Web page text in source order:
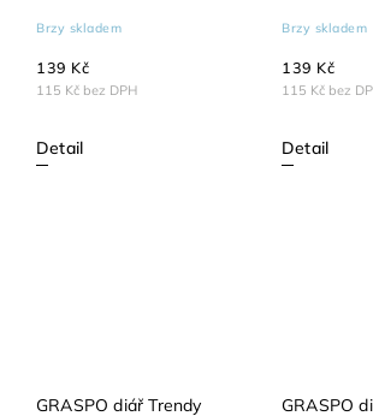
Brzy skladem
115 Kč bez DPH
139 Kč
Detail
Brzy skladem
115 Kč bez
139 Kč
Detail
GRASPO diář Trendy GRASPO